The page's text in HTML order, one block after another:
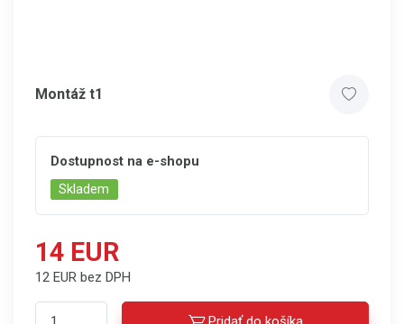
Montáž t1
Dostupnost na e-shopu
Skladem
14 EUR
12 EUR bez DPH